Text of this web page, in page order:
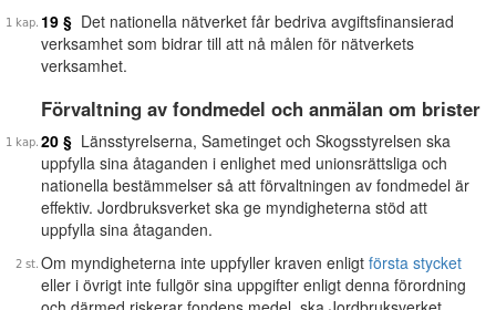
19 § Det nationella nätverket får bedriva avgiftsfinansierad
verksamhet som bidrar till att nå målen för nätverkets
verksamhet.
Förvaltning av fondmedel och anmälan om brister
20 § Länsstyrelserna, Sametinget och Skogsstyrelsen ska
uppfylla sina åtaganden i enlighet med unionsrättsliga och
nationella bestämmelser så att förvaltningen av fondmedel är
effektiv. Jordbruksverket ska ge myndigheterna stöd att
uppfylla sina åtaganden.
Om myndigheterna inte uppfyller kraven enligt första stycket
eller i övrigt inte fullgör sina uppgifter enligt denna förordning